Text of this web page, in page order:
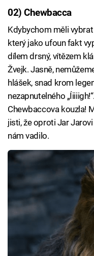
02) Chewbacca
Kdybychom měli
který jako ufoun fakt
dílem drsný, vítězem
Žvejk. Jasně,
hlášek, snad krom
nezapnutelného
Chewbaccova kouzla!
jisti, že oproti Jar
nám vadilo.